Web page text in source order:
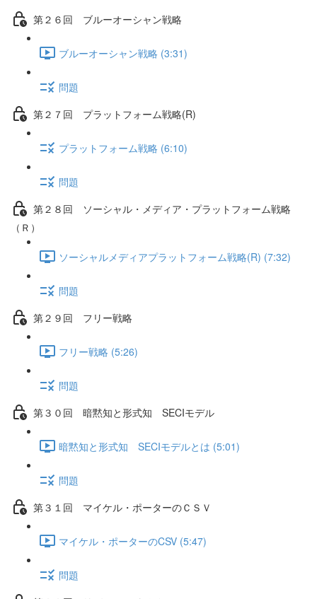
第２６回 ブルーオーシャン戦略
ブルーオーシャン戦略 (3:31)
問題
第２７回 プラットフォーム戦略(R)
プラットフォーム戦略 (6:10)
問題
第２８回 ソーシャル・メディア・プラットフォーム戦略
（Ｒ）
ソーシャルメディアプラットフォーム戦略(R) (7:32)
問題
第２９回 フリー戦略
フリー戦略 (5:26)
問題
第３０回 暗黙知と形式知 SECIモデル
暗黙知と形式知 SECIモデルとは (5:01)
問題
第３１回 マイケル・ポーターのＣＳＶ
マイケル・ポーターのCSV (5:47)
問題